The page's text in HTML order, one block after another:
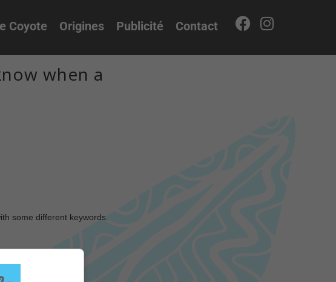
Coyote Origines Publicité Contact
when a
some different keywords.